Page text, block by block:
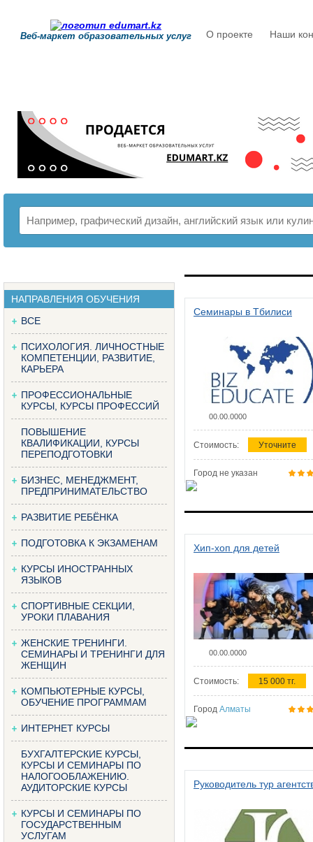
Веб-маркет образовательных услуг О проекте Наши
НАПРАВЛЕНИЯ ОБУЧЕНИЯ
ВСЕ
ПСИХОЛОГИЯ. ЛИЧНОСТНЫЕ
КОМПЕТЕНЦИИ, РАЗВИТИЕ,
КАРЬЕРА
ПРОФЕССИОНАЛЬНЫЕ
КУРСЫ, КУРСЫ ПРОФЕССИЙ
ПОВЫШЕНИЕ
КВАЛИФИКАЦИИ, КУРСЫ
ПЕРЕПОДГОТОВКИ
БИЗНЕС, МЕНЕДЖМЕНТ,
ПРЕДПРИНИМАТЕЛЬСТВО
РАЗВИТИЕ РЕБЁНКА
ПОДГОТОВКА К ЭКЗАМЕНАМ
КУРСЫ ИНОСТРАННЫХ
ЯЗЫКОВ
СПОРТИВНЫЕ СЕКЦИИ,
УРОКИ ПЛАВАНИЯ
ЖЕНСКИЕ ТРЕНИНГИ.
СЕМИНАРЫ И ТРЕНИНГИ ДЛЯ
ЖЕНЩИН
КОМПЬЮТЕРНЫЕ КУРСЫ,
ОБУЧЕНИЕ ПРОГРАММАМ
ИНТЕРНЕТ КУРСЫ
БУХГАЛТЕРСКИЕ КУРСЫ,
КУРСЫ И СЕМИНАРЫ ПО
НАЛОГООБЛАЖЕНИЮ.
АУДИТОРСКИЕ КУРСЫ
КУРСЫ И СЕМИНАРЫ ПО
ГОСУДАРСТВЕННЫМ
УСЛУГАМ
Семинары в Тбилиси
00.00.0000
Стоимость: Уточните
Город не указан
Хип-хоп для детей
00.00.0000
Стоимость: 15 000 тг.
Город Алматы
Руководитель тур